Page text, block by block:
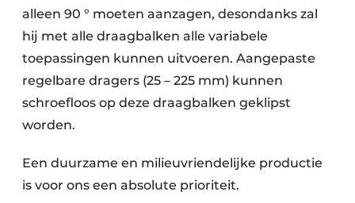
alleen 90 ° moeten aanzagen, desondanks zal
hij met alle draagbalken alle variabele
toepassingen kunnen uitvoeren. Aangepaste
regelbare dragers (25 – 225 mm) kunnen
schroefloos op deze draagbalken geklipst
worden.
Een duurzame en milieuvriendelijke productie
is voor ons een absolute prioriteit.